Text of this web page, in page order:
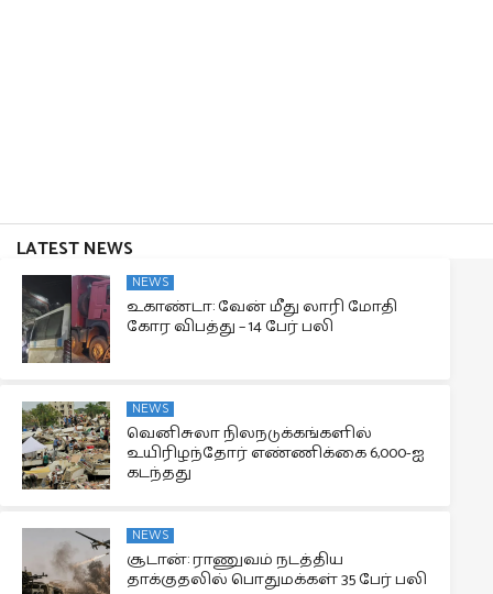
LATEST NEWS
NEWS
உகாண்டா: வேன் மீது லாரி மோதி
கோர விபத்து – 14 பேர் பலி
NEWS
வெனிசுலா நிலநடுக்கங்களில்
உயிரிழந்தோர் எண்ணிக்கை 6,000-ஐ
கடந்தது
NEWS
சூடான்: ராணுவம் நடத்திய
தாக்குதலில் பொதுமக்கள் 35 பேர் பலி